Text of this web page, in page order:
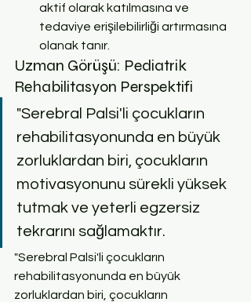
aktif olarak katılmasına ve
tedaviye erişilebilirliği artırmasına
olanak tanır.
Uzman Görüşü: Pediatrik
Rehabilitasyon Perspektifi
"Serebral Palsi'li çocukların
rehabilitasyonunda en büyük
zorluklardan biri, çocukların
motivasyonunu sürekli yüksek
tutmak ve yeterli egzersiz
tekrarını sağlamaktır.
"Serebral Palsi'li çocukların
rehabilitasyonunda en büyük
zorluklardan biri, çocukların